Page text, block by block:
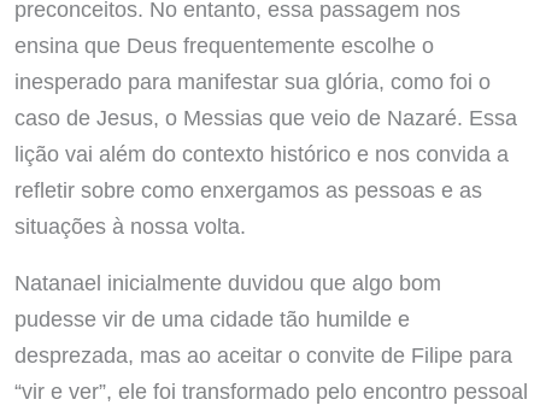
preconceitos. No entanto, essa passagem nos
ensina que Deus frequentemente escolhe o
inesperado para manifestar sua glória, como foi o
caso de Jesus, o Messias que veio de Nazaré. Essa
lição vai além do contexto histórico e nos convida a
refletir sobre como enxergamos as pessoas e as
situações à nossa volta.
Natanael inicialmente duvidou que algo bom
pudesse vir de uma cidade tão humilde e
desprezada, mas ao aceitar o convite de Filipe para
“vir e ver”, ele foi transformado pelo encontro pessoal